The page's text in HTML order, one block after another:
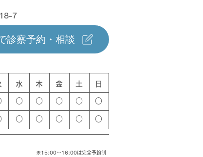
7
診察予約・相談
水 木 金 土 日
○ ○ ○ ○ ○
○ ○ ○ ○ ○
​※15:00〜16:00は完全予約制